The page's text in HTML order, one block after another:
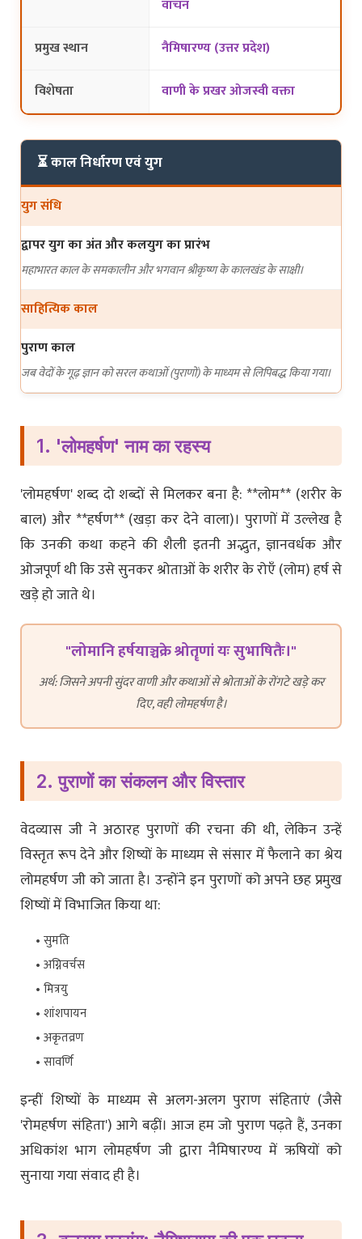
वाचन
प्रमुख स्थान
नैमिषारण्य (उत्तर प्रदेश)
विशेषता
वाणी के प्रखर ओजस्वी वक्ता
⏳ काल निर्धारण एवं युग
युग संधि
द्वापर युग का अंत और कलयुग का प्रारंभ
महाभारत काल के समकालीन और भगवान श्रीकृष्ण के कालखंड के साक्षी।
साहित्यिक काल
पुराण काल
जब वेदों के गूढ़ ज्ञान को सरल कथाओं (पुराणों) के माध्यम से लिपिबद्ध किया गया।
1. 'लोमहर्षण' नाम का रहस्य
'लोमहर्षण' शब्द दो शब्दों से मिलकर बना है: **लोम** (शरीर के
बाल) और **हर्षण** (खड़ा कर देने वाला)। पुराणों में उल्लेख है
कि उनकी कथा कहने की शैली इतनी अद्भुत, ज्ञानवर्धक और
ओजपूर्ण थी कि उसे सुनकर श्रोताओं के शरीर के रोएँ (लोम) हर्ष से
खड़े हो जाते थे।
"लोमानि हर्षयाञ्चक्रे श्रोतॄणां यः सुभाषितैः।"
अर्थ: जिसने अपनी सुंदर वाणी और कथाओं से श्रोताओं के रोंगटे खड़े कर
दिए, वही लोमहर्षण है।
2. पुराणों का संकलन और विस्तार
वेदव्यास जी ने अठारह पुराणों की रचना की थी, लेकिन उन्हें
विस्तृत रूप देने और शिष्यों के माध्यम से संसार में फैलाने का श्रेय
लोमहर्षण जी को जाता है। उन्होंने इन पुराणों को अपने छह प्रमुख
शिष्यों में विभाजित किया था:
सुमति
अग्निवर्चस
मित्रयु
शांशपायन
अकृतव्रण
सावर्णि
इन्हीं शिष्यों के माध्यम से अलग-अलग पुराण संहिताएं (जैसे
'रोमहर्षण संहिता') आगे बढ़ीं। आज हम जो पुराण पढ़ते हैं, उनका
अधिकांश भाग लोमहर्षण जी द्वारा नैमिषारण्य में ऋषियों को
सुनाया गया संवाद ही है।